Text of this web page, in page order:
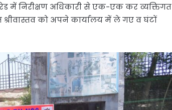
में निरीक्षण अधिकारी से एक-एक कर व्यक्तिगत
को अपने कार्यालय में ले गए व घंटों